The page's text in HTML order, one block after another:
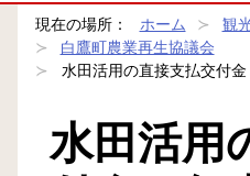
現在の場所： ホーム 観
白鷹町農業再生協議会
水田活用の直接支払交付
水田活用